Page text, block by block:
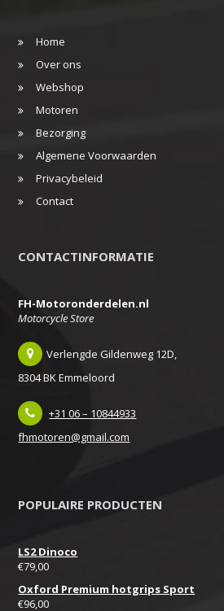
Home
Over ons
Webshop
Motoren
Bezorging
Algemene Voorwaarden
Privacybeleid
Contact
CONTACTINFORMATIE
FH-Motoronderdelen.nl
Motorcycle Store
Verlengde Gildenweg 12D,
8304 BK Emmeloord
+31 06 – 10844933
fhmotoren@gmail.com
POPULAIRE PRODUCTEN
LS2 Dinoco
€79,00
Oxford Premium hotgrips Sport
€96,00